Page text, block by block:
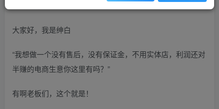
大家好，我是绅白
“我想做一个没有售后，没有保证金，不用实体店，利润还对
半赚的电商生意你这里有吗？”
有啊老板们，这个就是！